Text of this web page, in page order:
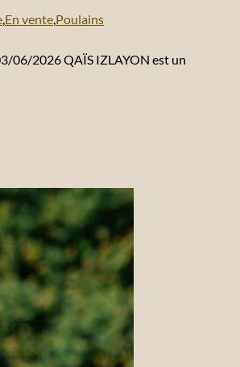
,En vente,Poulains
06/2026 QAÏS IZLAYON est un